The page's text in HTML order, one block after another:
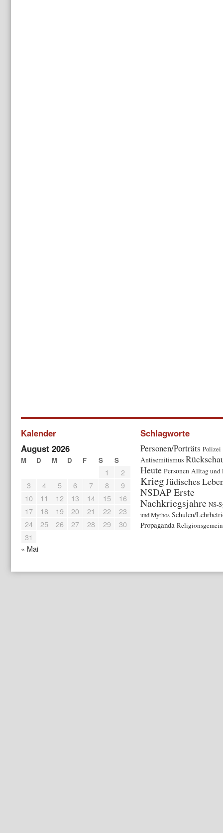
Kalender
August 2026
M D M D F S S
« Mai
1
2
3
4 5 6 7 8
9
10
11 12 13 14 15
16
17
18 19 20 21 22
23
24
25 26 27 28 29
30
31
Schlagworte
Personen/Porträts Polizei
Antisemitismus
Heute Personen Alltag und
KriegJüdisches
NSDAPErste
Nachkriegsjahre NS-
und Mythos Schulen/
Propaganda